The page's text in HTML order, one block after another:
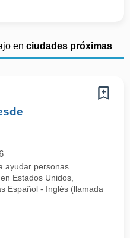
en ciudades próximas
ayudar personas
Estados Unidos,
Español - Inglés (llamada